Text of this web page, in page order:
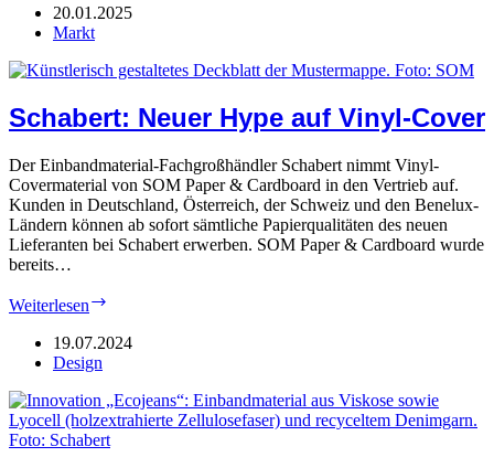
future
20.01.2025
Markt
Schabert: Neuer Hype auf Vinyl-Cover
Der Einbandmaterial-Fachgroßhändler Schabert nimmt Vinyl-
Covermaterial von SOM Paper & Cardboard in den Vertrieb auf.
Kunden in Deutschland, Österreich, der Schweiz und den Benelux-
Ländern können ab sofort sämtliche Papierqualitäten des neuen
Lieferanten bei Schabert erwerben. SOM Paper & Cardboard wurde
bereits…
Weiterlesen
Hype
Cover
19.07.2024
Design